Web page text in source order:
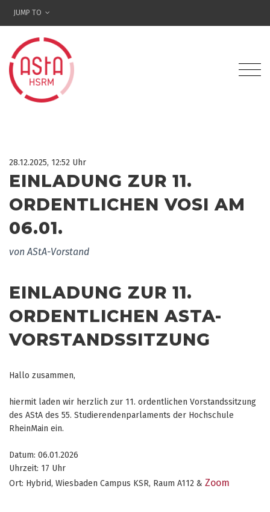
JUMP TO
28.12.2025, 12:52 Uhr
EINLADUNG ZUR 11.
ORDENTLICHEN VOSI AM
06.01.
von AStA-Vorstand
EINLADUNG ZUR 11.
ORDENTLICHEN ASTA-
VORSTANDSSITZUNG
Hallo zusammen,
hiermit laden wir herzlich zur 11. ordentlichen Vorstandssitzung
des AStA des 55. Studierendenparlaments der Hochschule
RheinMain ein.
Datum: 06.01.2026
Uhrzeit: 17 Uhr
Ort: Hybrid, Wiesbaden Campus KSR, Raum A112 & Zoom